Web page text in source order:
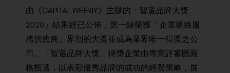
由《CAPITAL WEEKLY》主辦的「智選品牌大獎
2020」結果經已公佈，第一線榮獲「企業網絡服
務供應商」界別的大獎並成為業界唯一得獎之公
司。「智選品牌大獎」得獎企業由專業評審團嚴
格甄選，以表彰優秀品牌的成功的經營策略，展